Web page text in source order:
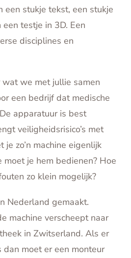
een stukje tekst, een stukje
testje in 3D. Een
disciplines en
we met jullie samen
een bedrijf dat medische
apparatuur is best
veiligheidsrisico’s met
je zo’n machine eigenlijk
moet je hem bedienen? Hoe
zo klein mogelijk?
Nederland gemaakt.
machine verscheept naar
in Zwitserland. Als er
dan moet er een monteur